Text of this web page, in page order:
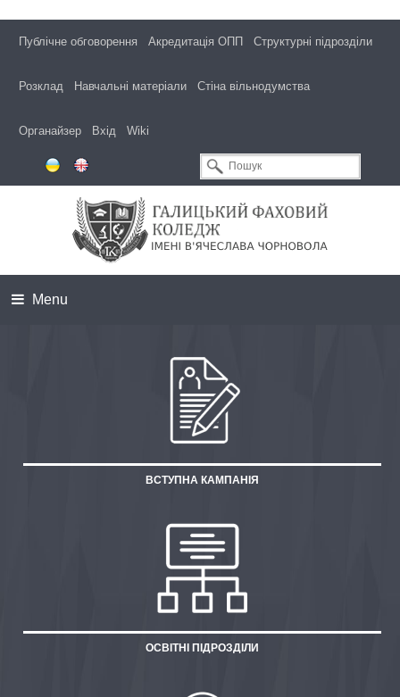
Публічне обговорення Акредитація ОПП Структурні підрозділи
Розклад Навчальні матеріали Стіна вільнодумства
Органайзер Вхід Wiki
Menu
ВСТУПНА КАМПАНІЯ
ОСВІТНІ ПІДРОЗДІЛИ